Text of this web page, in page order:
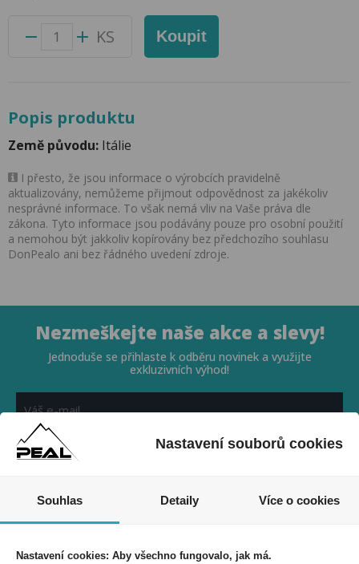
KS Koupit
Popis produktu
Země původu: Itálie
I přesto, že jsou informace o výrobcích pravidelně
aktualizovány, nemůžeme přijmout odpovědnost za jakékoliv
nesprávné informace. To však nemá vliv na Vaše práva dle
zákona. Tyto informace jsou podávány pouze pro osobní použití
a nemohou být jakkoliv kopírovány bez předchozího souhlasu
DonPealo ani bez řádného uvedení zdroje.
Nezmeškejte naše akce a slevy!
Jednoduše se přihlaste k odběru novinek a využijte
exkluzivních výhod!
Souhlasím se zpracováním osobních údajů *
Nastavení souborů cookies
Souhlas Detaily Více o cookies
Nastavení cookies: Aby všechno fungovalo, jak má.